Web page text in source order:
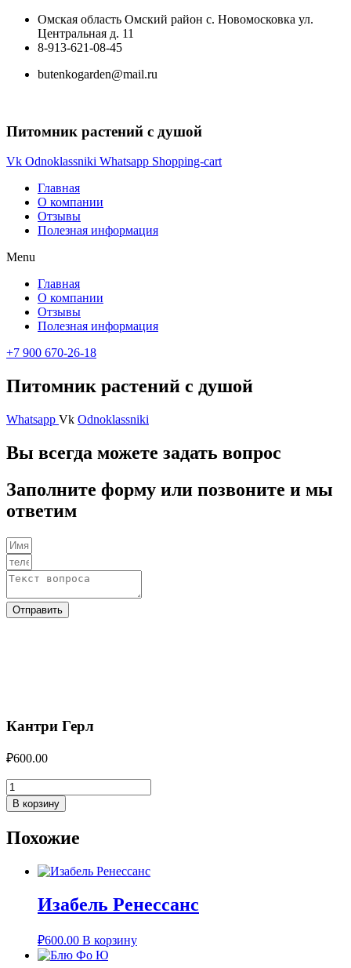
Перейти
содержимому
Омская область Омский район с. Новомосковка ул.
Центральная д. 11
8-913-621-08-45
butenkogarden@mail.ru
Питомник растений с душой
Vk Odnoklassniki Whatsapp Shopping-cart
Главная
О компании
Отзывы
Полезная информация
Menu
Главная
О компании
Отзывы
Полезная информация
+7 900 670-26-18
Питомник растений с душой
Whatsapp Vk Odnoklassniki
Вы всегда можете задать вопрос
Заполните форму или позвоните и мы
ответим
Отправить
Кантри Герл
₽600.00
Количество
товара
Кантри
В корзину
Похожие
Изабель Ренессанс
₽600.00 В корзину